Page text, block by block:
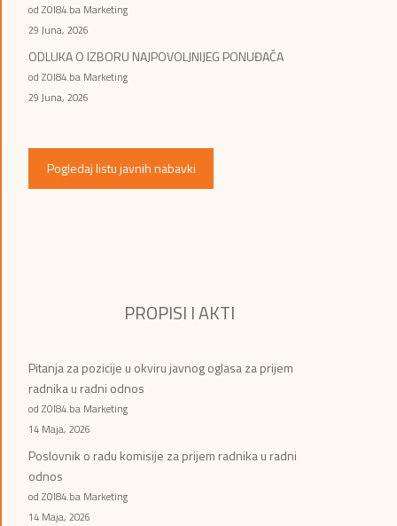
od ZOI84.ba Marketing
29 Juna, 2026
ODLUKA O IZBORU NAJPOVOLJNIJEG PONUĐAČA
od ZOI84.ba Marketing
29 Juna, 2026
Pogledaj listu javnih nabavki
PROPISI I AKTI
Pitanja za pozicije u okviru javnog oglasa za prijem
radnika u radni odnos
od ZOI84.ba Marketing
14 Maja, 2026
Poslovnik o radu komisije za prijem radnika u radni
odnos
od ZOI84.ba Marketing
14 Maja, 2026